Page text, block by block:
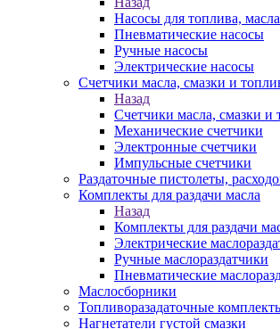
Насосы для топлива,
Пневматические насосы
Ручные насосы
Электрические насосы
Счетчики масла, смазки и
Назад
Счетчики масла, смазки и
Механические счетчики
Электронные счетчики
Импульсные счетчики
Раздаточные пистолеты,
Комплекты для раздачи масла
Назад
Комплекты для раздачи
Электрические
Ручные маслораздатчики
Пневматические
Маслосборники
Топливоразадаточные
Нагнетатели густой смазки